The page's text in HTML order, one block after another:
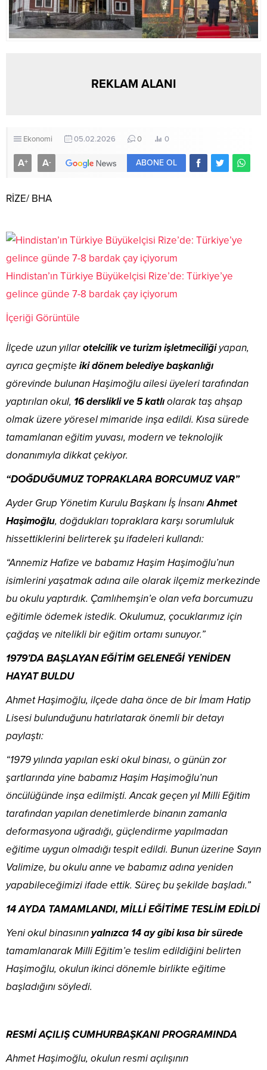
REKLAM ALANI
Ekonomi 05.02.2026 0 0
A+ A- ABONE OL
RİZE/ BHA
Hindistan’ın Türkiye Büyükelçisi Rize’de: Türkiye’ye
gelince günde 7-8 bardak çay içiyorum
İçeriği Görüntüle
İlçede uzun yıllarotelcilik ve turizm işletmeciliğiyapan,
ayrıca geçmişte iki dönem belediye başkanlığı
görevinde bulunan Haşimoğlu ailesi üyeleri tarafından
yaptırılan okul, 16 derslikli ve 5 katlıolarak taş ahşap
olmak üzere yöresel mimaride inşa edildi. Kısa sürede
tamamlanan eğitim yuvası, modern ve teknolojik
donanımıyla dikkat çekiyor.
“DOĞDUĞUMUZ TOPRAKLARA BORCUMUZ VAR”
Ayder Grup Yönetim Kurulu Başkanı İş İnsanıAhmet
Haşimoğlu, doğdukları topraklara karşı sorumluluk
hissettiklerini belirterek şu ifadeleri kullandı:
“Annemiz Hafize ve babamız Haşim Haşimoğlu’nun
isimlerini yaşatmak adına aile olarak ilçemiz merkezinde
bu okulu yaptırdık. Çamlıhemşin’e olan vefa borcumuzu
eğitimle ödemek istedik. Okulumuz, çocuklarımız için
çağdaş ve nitelikli bir eğitim ortamı sunuyor.”
1979’DA BAŞLAYAN EĞİTİM GELENEĞİ YENİDEN
HAYAT BULDU
Ahmet Haşimoğlu, ilçede daha önce de bir İmam Hatip
Lisesi bulunduğunu hatırlatarak önemli bir detayı
paylaştı:
“1979 yılında yapılan eski okul binası, o günün zor
şartlarında yine babamız Haşim Haşimoğlu’nun
öncülüğünde inşa edilmişti. Ancak geçen yıl Milli Eğitim
tarafından yapılan denetimlerde binanın zamanla
deformasyona uğradığı, güçlendirme yapılmadan
eğitime uygun olmadığı tespit edildi. Bunun üzerine Sayın
Valimize, bu okulu anne ve babamız adına yeniden
yapabileceğimizi ifade ettik. Süreç bu şekilde başladı.”
14 AYDA TAMAMLANDI, MİLLİ EĞİTİME TESLİM EDİLDİ
Yeni okul binasınınyalnızca 14 ay gibi kısa bir sürede
tamamlanarak Milli Eğitim’e teslim edildiğini belirten
Haşimoğlu, okulun ikinci dönemle birlikte eğitime
başladığını söyledi.
RESMİ AÇILIŞ CUMHURBAŞKANI PROGRAMINDA
Ahmet Haşimoğlu, okulun resmi açılışının